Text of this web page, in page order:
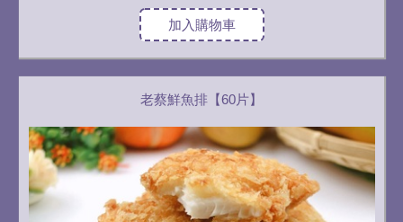
加入購物車
老蔡鮮魚排【60片】